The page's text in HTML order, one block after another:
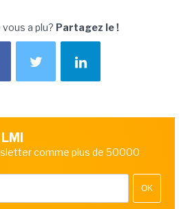
a plu? Partagez le !
comme plus de 50000
OK